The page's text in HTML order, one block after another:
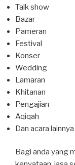
Talk show
Bazar
Pameran
Festival
Konser
Wedding
Lamaran
Khitanan
Pengajian
Aqiqah
Dan acara lainnya
Bagi anda yang